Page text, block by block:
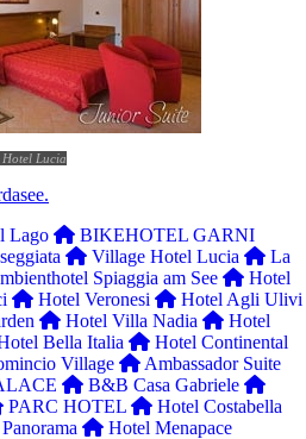
Lucia
Lago
BIKEHOTEL GARNI
Village Hotel Lucia
La
Spiaggia am See
Hotel
Hotel Veronesi
Hotel Agli Ulivi
Hotel Villa Nadia
Hotel
Bella Italia
Hotel Continental
Village
Ambassador Suite
B&B Casa Gabriele
PARC HOTEL
Hotel Costabella
Hotel Menapace